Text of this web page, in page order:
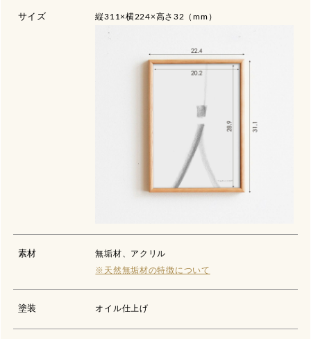
サイズ 縦311×横224×高さ32（mm）
素材
無垢材、アクリル
※天然無垢材の特徴について
塗装 オイル仕上げ